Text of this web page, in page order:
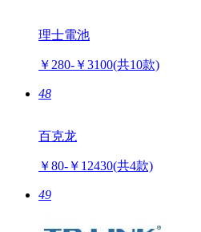
理士電池
￥280-￥3100(共10款)
48
百克龙
￥80-￥12430(共4款)
49